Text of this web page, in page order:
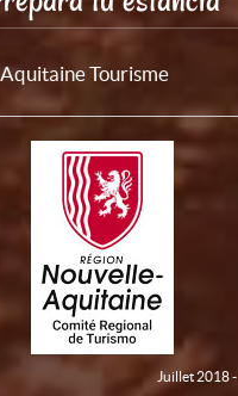
Tourisme
Juillet 2018 -